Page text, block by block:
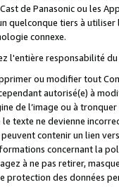
de Panasonic ou les
quelconque tiers à
connexe.
l'entière responsabilité
ou modifier tout
autorisé(e) à
de l’image ou à
texte ne devienne
contenir un lien
concernant la
à ne pas retirer,
protection des données